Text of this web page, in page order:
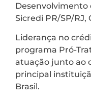
Desenvolvimento
Sicredi PR/SP/RJ,
Liderança no
programa Pró-
atuação junto ao
principal
Brasil.